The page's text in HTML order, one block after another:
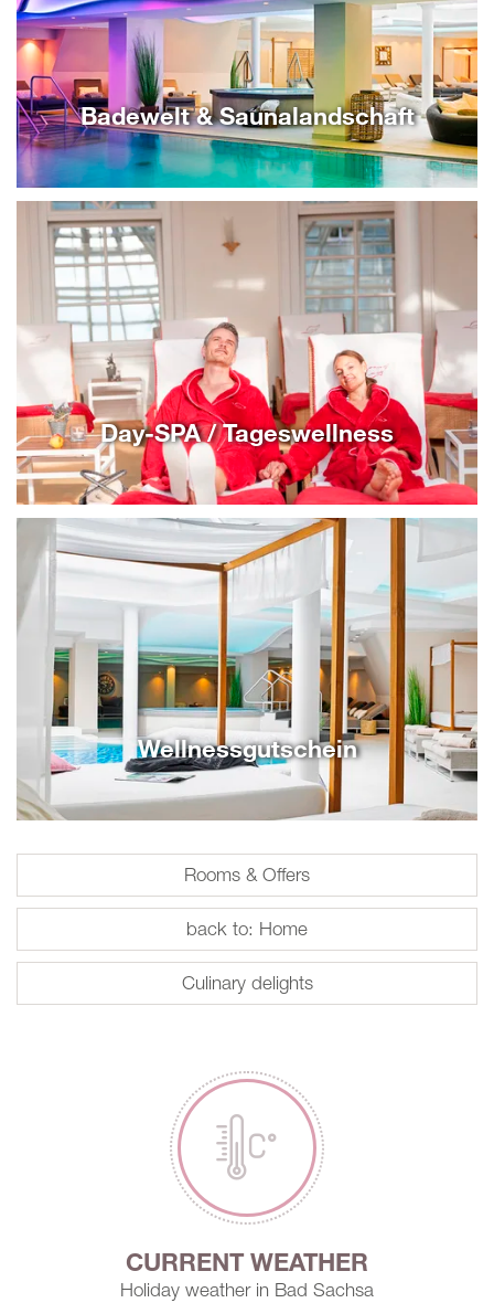
Badewelt & Saunalandschaft
Day-SPA / Tageswellness
Wellnessgutschein
Rooms & Offers
back to: Home
Culinary delights
CURRENT WEATHER
Holiday weather in Bad Sachsa